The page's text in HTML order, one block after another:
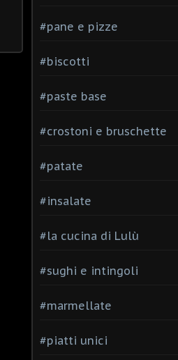
#pane e pizze
#biscotti
#paste base
#crostoni e bruschette
#patate
#insalate
#la cucina di Lulù
#sughi e intingoli
#marmellate
#piatti unici